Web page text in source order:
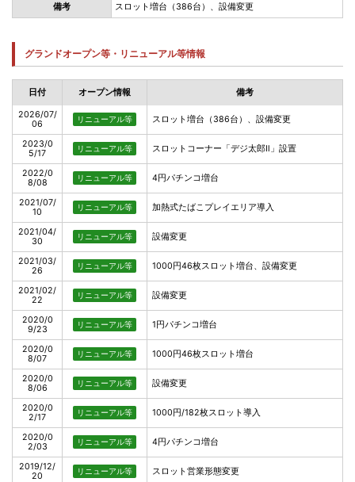
備考 スロット増台（386台）、設備変更
グランドオープン等・リニューアル等情報
日付 オープン情報 備考
2026/07/
06
リニューアル等 スロット増台（386台）、設備変更
2023/0
5/17
リニューアル等 スロットコーナー「デジ太郎Ⅱ」設置
2022/0
8/08
リニューアル等 4円パチンコ増台
2021/07/
10
リニューアル等 加熱式たばこプレイエリア導入
2021/04/
30
リニューアル等 設備変更
2021/03/
26
リニューアル等 1000円46枚スロット増台、設備変更
2021/02/
22
リニューアル等 設備変更
2020/0
9/23
リニューアル等 1円パチンコ増台
2020/0
8/07
リニューアル等 1000円46枚スロット増台
2020/0
8/06
リニューアル等 設備変更
2020/0
2/17
リニューアル等 1000円/182枚スロット導入
2020/0
2/03
リニューアル等 4円パチンコ増台
2019/12/
20
リニューアル等 スロット営業形態変更